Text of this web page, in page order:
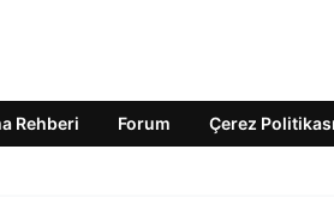
Rehberi Forum Çerez Politikası